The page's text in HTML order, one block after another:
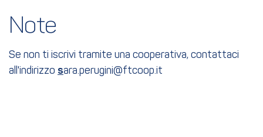
Note
Se non ti iscrivi tramite una cooperativa, contattaci
all'indirizzo sara.perugini@ftcoop.it